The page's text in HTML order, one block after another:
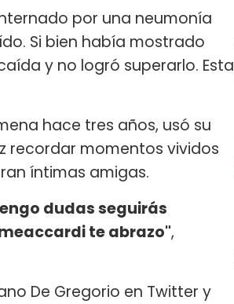
por una neumonía
Si bien había mostrado
y no logró superarlo. Esta
hace tres años, usó su
recordar momentos vividos
íntimas amigas.
dudas seguirás
te abrazo",
De Gregorio en Twitter y